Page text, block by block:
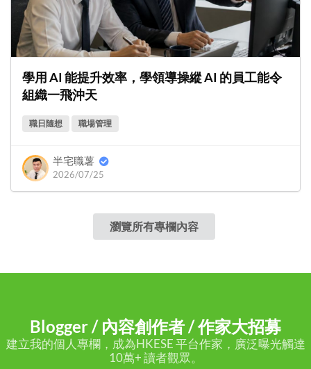
學用 AI 能提升效率，學領導操縱 AI 的員工能令
組織一飛沖天
職日隨想 職場管理
半宅職薯
2026/07/25
瀏覽所有專欄內容
Blogger / 內容創作者 / 作家大招募
建立我的個人專欄，成為HKESE 平台作家，廣泛曝光觸達
10萬+ 讀者觀眾。